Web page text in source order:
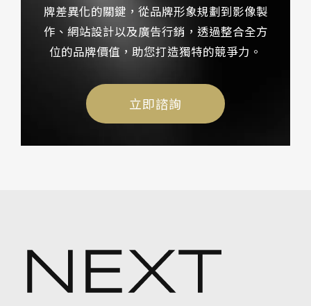
牌差異化的關鍵，從品牌形象規劃到影像製
作、網站設計以及廣告行銷，透過整合全方
位的品牌價值，助您打造獨特的競爭力。
立即諮詢
NEXT